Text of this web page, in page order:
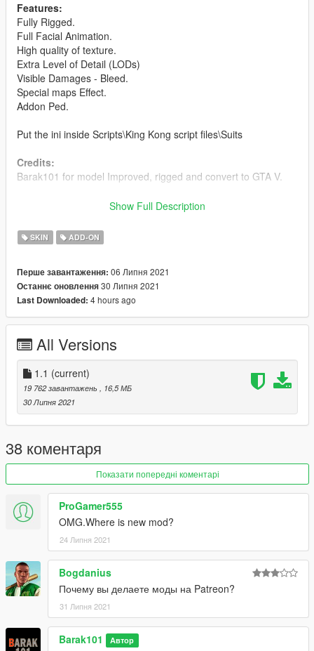
Features:
Fully Rigged.
Full Facial Animation.
High quality of texture.
Extra Level of Detail (LODs)
Visible Damages - Bleed.
Special maps Effect.
Addon Ped.
Put the ini inside Scripts\King Kong script files\Suits
Credits:
Barak101 for model Improved, rigged and convert to GTA V.
Support my on Patreon.
Enjoy and do not forget to comment!
Show Full Description
SKIN ADD-ON
Перше завантаження: 06 Липня 2021
Останнє оновлення30 Липня 2021
Last Downloaded: 4 hours ago
All Versions
1.1 (current)
19 762 завантажень
, 16,5 МБ
30 Липня 2021
38 коментаря
Показати попередні коментарі
ProGamer555
OMG.Where is new mod?
24 Липня 2021
Bogdanius
Почему вы делаете моды на Patreon?
31 Липня 2021
Barak101 Автор